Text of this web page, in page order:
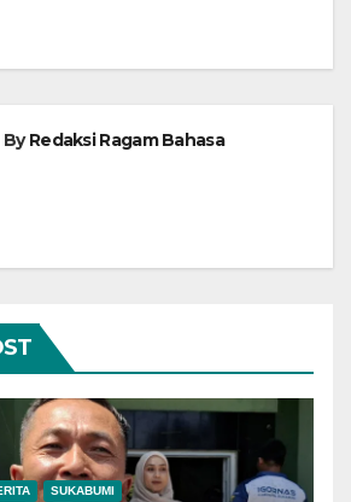
ByRedaksi Ragam Bahasa
SUKABUMI